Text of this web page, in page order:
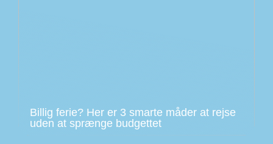
Billig ferie? Her er 3 smarte måder at rejse
uden at sprænge budgettet